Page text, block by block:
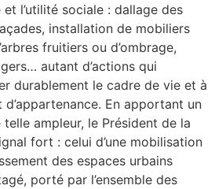
et l’utilité sociale : dallage des
installation de mobiliers
fruitiers ou d’ombrage,
autant d’actions qui
durablement le cadre de vie et à
En apportant un
telle ampleur, le Président de la
fort : celui d’une mobilisation
des espaces urbains
porté par l’ensemble des